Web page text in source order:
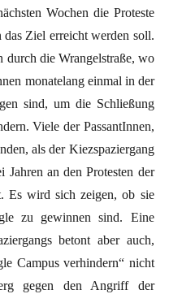
Wochen die Proteste
das Ziel erreicht werden soll.
durch die Wrangelstraße, wo
monatelang einmal in der
sind, um die Schließung
Viele der PassantInnen,
als der Kiezspaziergang
an den Protesten der
Es wird sich zeigen, ob sie
zu gewinnen sind. Eine
betont aber auch,
Campus verhindern“ nicht
gegen den Angriff der